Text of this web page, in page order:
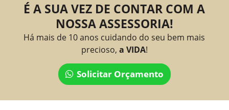
É A SUA VEZ DE CONTAR COM A
NOSSA ASSESSORIA!
Há mais de 10 anos cuidando do seu bem mais
precioso, a VIDA!
Solicitar Orçamento